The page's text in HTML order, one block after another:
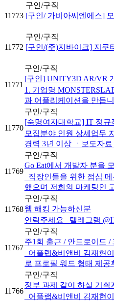
11773
구인/구직
[구인/ 가비아씨엔에스]
11772
구인/구직
[구인/(주)지바이크] 지쿠
11771
구인/구직
[구인] UNITY3D AR/VR
1. 기업명
과 어플리케이션을 만듭
11770
구인/구직
[숙명여자대학교] IT 정규
모집분야 인원 상세업무
경력 3년 이상 ㆍ보도자
11769
구인/구직
Go Eat에서 개발자 분을
직장인들을 위한 점심
했으며 저희의 마케팅인
11768
구인/구직
웹 해킹 가능하신분
연락주세요 텔레그램
11767
구인/구직
주1회 출근 / 안드로이드 /
어플랩&비앤비 김재현
로 프로필 워드 형태 제
11766
구인/구직
정부 과제 같이 하실 기획
어플랩&비앤비 김재현